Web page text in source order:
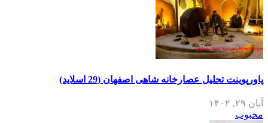
پاورپوینت تحلیل عصارخانه شاهی اصفهان (29 اسلاید)
آبان ۲۹, ۱۴۰۲
محبوب